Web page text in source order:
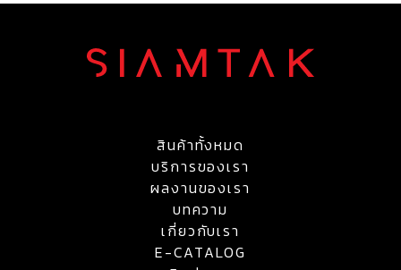
สินค้าทั้งหมด
บริการของเรา
ผลงานของเรา
บทความ
เกี่ยวกับเรา
E-CATALOG